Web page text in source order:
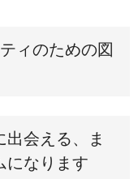
ィのための図
会える、ま
になります